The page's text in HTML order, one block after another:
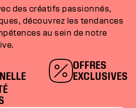
des créatifs passionnés,
découvrez les tendances
au sein de notre
OFFRES
EXCLUSIVES